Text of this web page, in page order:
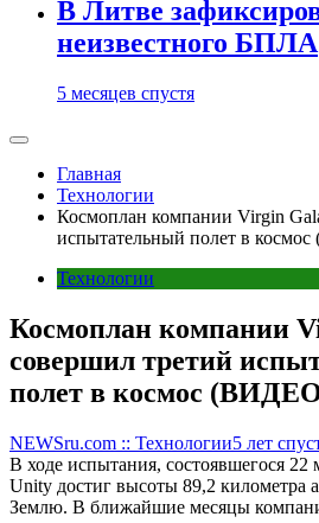
В Литве
неизвестного БПЛА
5 месяцев спустя
Главная
Технологии
Космоплан компании Virgin
испытательный полет в
Технологии
Космоплан компании
совершил третий
полет в космос
NEWSru.com :: Технологии5 лет
В ходе испытания, состоявшегося 22
Unity достиг высоты 89,2 километра а
Землю. В ближайшие месяцы